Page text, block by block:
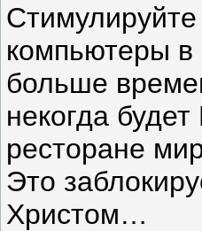
компьютеры в
больше
некогда
ресторане
Это
Христом…